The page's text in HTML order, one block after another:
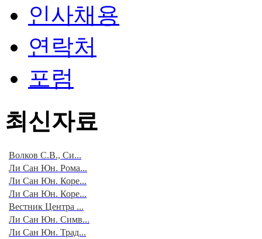
인사채용
연락처
포럼
최신자료
Волков С.В., Си...
Ли Сан Юн. Рома...
Ли Сан Юн. Коре...
Ли Сан Юн. Коре...
Вестник Центра ...
Ли Сан Юн. Симв...
Ли Сан Юн. Трад...